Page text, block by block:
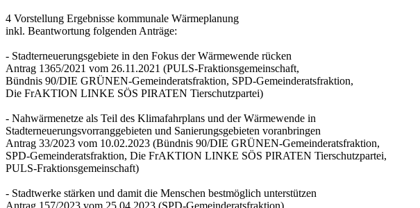
4 Vorstellung Ergebnisse kommunale Wärmeplanung
inkl. Beantwortung folgenden Anträge:
- Stadterneuerungsgebiete in den Fokus der Wärmewende rücken
Antrag 1365/2021 vom 26.11.2021 (PULS-Fraktionsgemeinschaft,
Bündnis 90/DIE GRÜNEN-Gemeinderatsfraktion, SPD-Gemeinderatsfraktion,
Die FrAKTION LINKE SÖS PIRATEN Tierschutzpartei)
- Nahwärmenetze als Teil des Klimafahrplans und der Wärmewende in
Stadterneuerungsvorranggebieten und Sanierungsgebieten voranbringen
Antrag 33/2023 vom 10.02.2023 (Bündnis 90/DIE GRÜNEN-Gemeinderatsfraktion,
SPD-Gemeinderatsfraktion, Die FrAKTION LINKE SÖS PIRATEN Tierschutzpartei,
PULS-Fraktionsgemeinschaft)
- Stadtwerke stärken und damit die Menschen bestmöglich unterstützen
Antrag 157/2023 vom 25.04.2023 (SPD-Gemeinderatsfraktion)